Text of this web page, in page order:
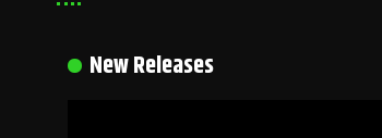
New Releases